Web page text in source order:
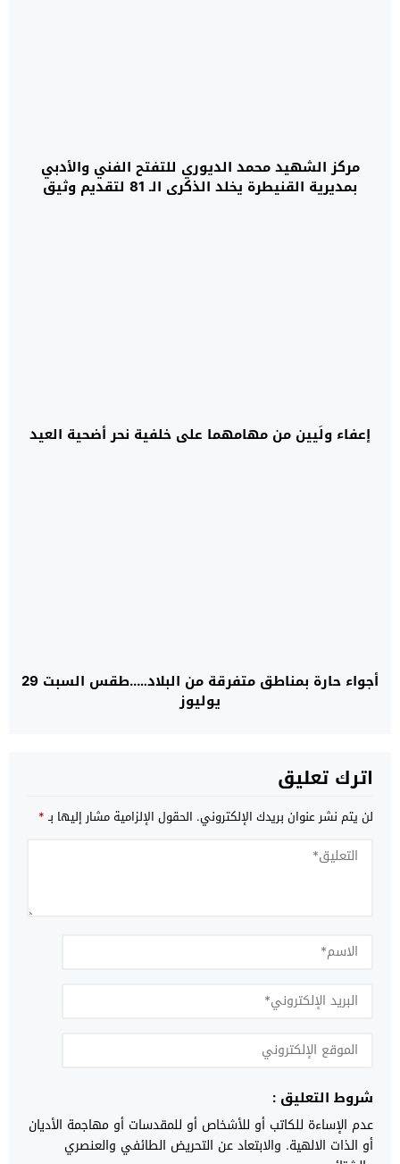
مركز الشهيد محمد الديوري للتفتح الفني والأدبي
بمديرية القنيطرة يخلد الذكرى الـ 81 لتقديم وثيق
إعفاء ولَيين من مهامهما على خلفية نحر أضحية العيد
أجواء حارة بمناطق متفرقة من البلاد…..طقس السبت 29
يوليوز
اترك تعليق
لن يتم نشر عنوان بريدك الإلكتروني. الحقول الإلزامية مشار إليها بـ*
شروط التعليق :
عدم الإساءة للكاتب أو للأشخاص أو للمقدسات أو مهاجمة الأديان
أو الذات الالهية. والابتعاد عن التحريض الطائفي والعنصري